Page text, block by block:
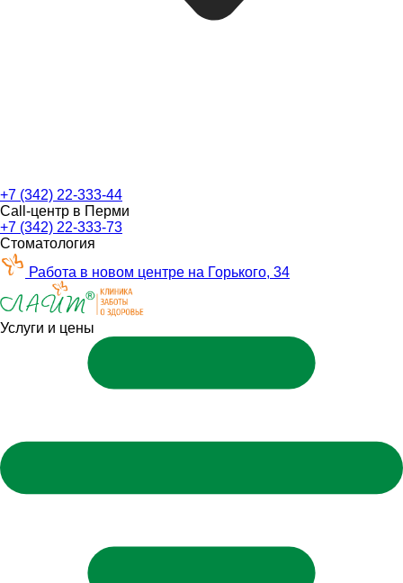
+7 (342) 22-333-44
Call-центр в Перми
+7 (342) 22-333-73
Стоматология
Работа в новом центре на Горького, 34
Услуги и цены